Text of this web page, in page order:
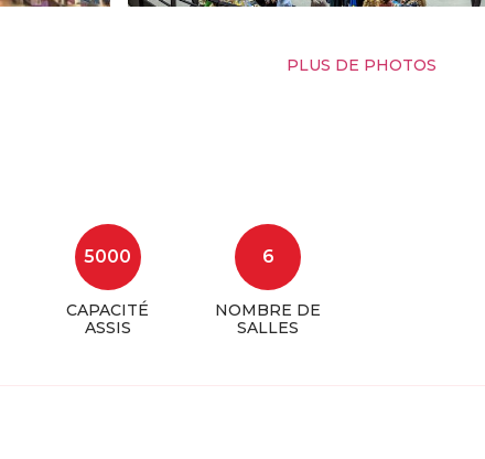
PLUS DE PHOTOS
5000
CAPACITÉ
ASSIS
6
NOMBRE DE
SALLES